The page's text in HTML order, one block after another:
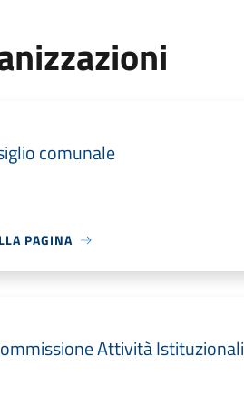
comunale
PAGINA
Attività Istituzionali